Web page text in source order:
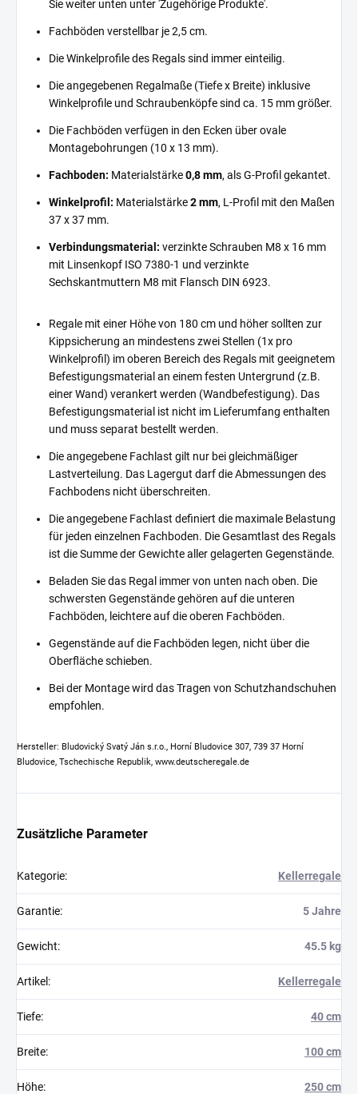
Sie weiter unten unter 'Zugehörige Produkte'.
Fachböden verstellbar je 2,5 cm.
Die Winkelprofile des Regals sind immer einteilig.
Die angegebenen Regalmaße (Tiefe x Breite) inklusive
Winkelprofile und Schraubenköpfe sind ca. 15 mm größer.
Die Fachböden verfügen in den Ecken über ovale
Montagebohrungen (10 x 13 mm).
Fachboden: Materialstärke0,8 mm, als G-Profil gekantet.
Winkelprofil: Materialstärke2 mm, L-Profil mit den Maßen
37 x 37 mm.
Verbindungsmaterial: verzinkte Schrauben M8 x 16 mm
mit Linsenkopf ISO 7380-1 und verzinkte
Sechskantmuttern M8 mit Flansch DIN 6923.
Regale mit einer Höhe von 180 cm und höher sollten zur
Kippsicherung an mindestens zwei Stellen (1x pro
Winkelprofil) im oberen Bereich des Regals mit geeignetem
Befestigungsmaterial an einem festen Untergrund (z.B.
einer Wand) verankert werden (Wandbefestigung). Das
Befestigungsmaterial ist nicht im Lieferumfang enthalten
und muss separat bestellt werden.
Die angegebene Fachlast gilt nur bei gleichmäßiger
Lastverteilung. Das Lagergut darf die Abmessungen des
Fachbodens nicht überschreiten.
Die angegebene Fachlast definiert die maximale Belastung
für jeden einzelnen Fachboden. Die Gesamtlast des Regals
ist die Summe der Gewichte aller gelagerten Gegenstände.
Beladen Sie das Regal immer von unten nach oben. Die
schwersten Gegenstände gehören auf die unteren
Fachböden, leichtere auf die oberen Fachböden.
Gegenstände auf die Fachböden legen, nicht über die
Oberfläche schieben.
Bei der Montage wird das Tragen von Schutzhandschuhen
empfohlen.
Hersteller: Bludovický Svatý Ján s.r.o., Horní Bludovice 307, 739 37 Horní
Bludovice, Tschechische Republik, www.deutscheregale.de
Zusätzliche Parameter
Kategorie: Kellerregale
Garantie: 5 Jahre
Gewicht: 45.5 kg
Artikel : Kellerregale
Tiefe: 40 cm
Breite: 100 cm
Höhe: 250 cm